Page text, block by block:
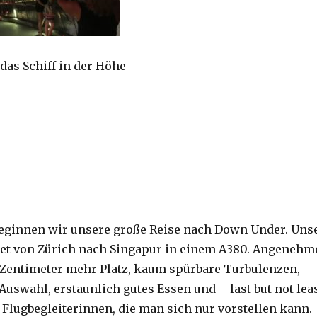
Schiff in der Höhe
wir unsere große Reise nach Down Under.
von Zürich nach Singapur in einem A380.
mehr Platz, kaum spürbare Turbulenzen,
erstaunlich gutes Essen und – last but not
die man sich nur vorstellen kann.